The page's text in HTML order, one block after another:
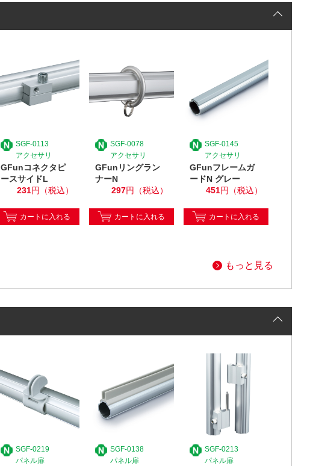
SGF-0113
アクセサリ
GFunコネクタピ
ースサイドL
231円（税込）
カートに入れる
SGF-0078
アクセサリ
GFunリングラン
ナーN
297円（税込）
カートに入れる
SGF-0145
アクセサリ
GFunフレームガ
ードN グレー
451円（税込）
カートに入れる
もっと見る
SGF-0219
パネル扉
SGF-0138
パネル扉
SGF-0213
パネル扉